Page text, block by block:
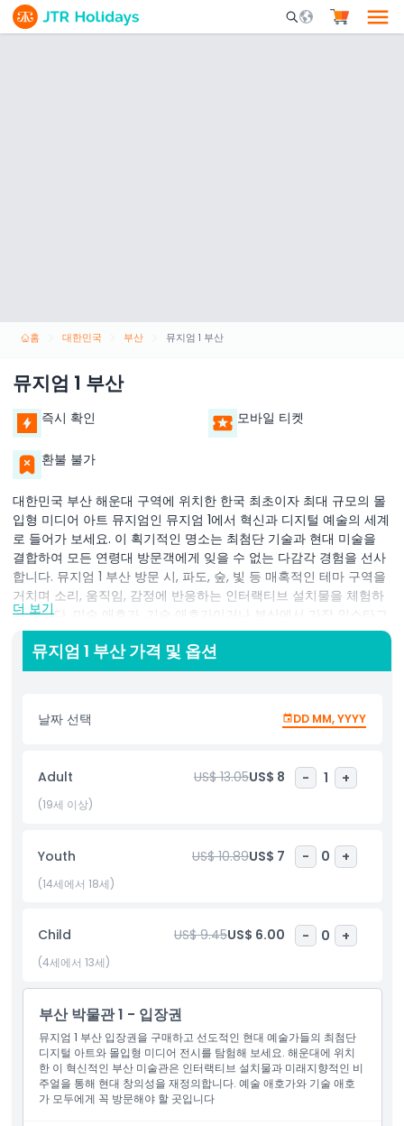
Mobile Search
홈 대한민국 부산 뮤지엄 1 부산
뮤지엄 1 부산
즉시 확인 모바일 티켓
환불 불가
대한민국 부산 해운대 구역에 위치한 한국 최초이자 최대 규모의 몰
입형 미디어 아트 뮤지엄인 뮤지엄 1에서 혁신과 디지털 예술의 세계
로 들어가 보세요. 이 획기적인 명소는 최첨단 기술과 현대 미술을
결합하여 모든 연령대 방문객에게 잊을 수 없는 다감각 경험을 선사
합니다. 뮤지엄 1 부산 방문 시, 파도, 숲, 빛 등 매혹적인 테마 구역을
거치며 소리, 움직임, 감정에 반응하는 인터랙티브 설치물을 체험하
게 됩니다. 미술 애호가, 기술 애호가이거나 부산에서 가장 인스타그
램에 적합한 장소를 찾고 있다면, 뮤지엄 1은 몰입형 전시와 디지털
풍경이 활기차게 펼쳐지는 놀이터를 제공합니다. 부산 주요 명소 중
하나로서, 이 미디어 아트 박물관은 관광객, 가족, 커플, 콘텐츠 제작
기술 덕분에 매 방문이 새롭고 영감 넘치는 모험이 됩니다. 왜 이 미
래형 박물관이 부산 일정에 꼭 포함되어야 하는지 발견해 보세요.
아동 성인 정책
포함되지 않는 사항
운영 시간
알아야 할 사항
위치
더 보기
뮤지엄 1 부산 가격 및 옵션
날짜 선택 DD MM, YYYY
Adult US$ 13.05US$ 8 - 1 +
(19세 이상)
Youth US$ 10.89US$ 7 - 0 +
(14세에서 18세)
Child US$ 9.45US$ 6.00 - 0 +
(4세에서 13세)
부산 박물관 1 - 입장권
뮤지엄 1 부산 입장권을 구매하고 선도적인 현대 예술가들의 최첨단
디지털 아트와 몰입형 미디어 전시를 탐험해 보세요. 해운대에 위치
한 이 혁신적인 부산 미술관은 인터랙티브 설치물과 미래지향적인 비
주얼을 통해 현대 창의성을 재정의합니다. 예술 애호가와 기술 애호
가 모두에게 꼭 방문해야 할 곳입니다